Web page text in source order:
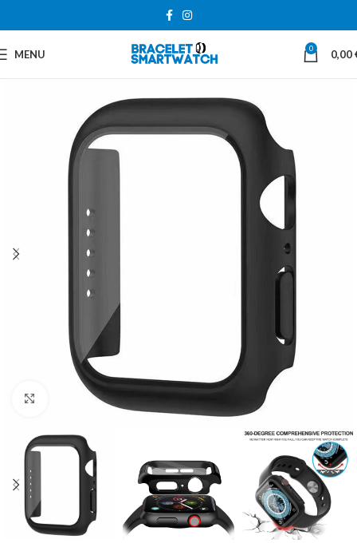
MENU 0 0,00
Cliquer pour agrandir